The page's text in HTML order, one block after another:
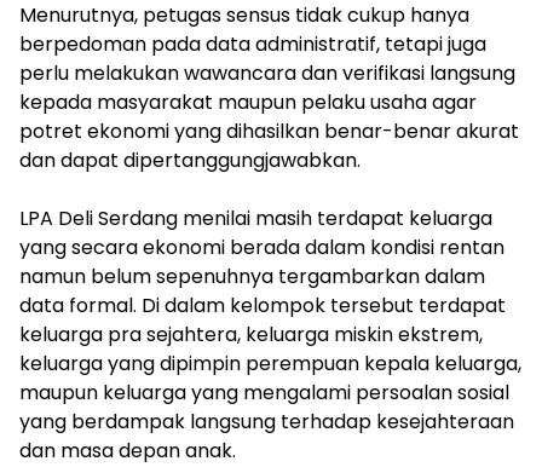
‎Menurutnya, petugas sensus tidak cukup hanya
berpedoman pada data administratif, tetapi juga
perlu melakukan wawancara dan verifikasi langsung
kepada masyarakat maupun pelaku usaha agar
potret ekonomi yang dihasilkan benar-benar akurat
dan dapat dipertanggungjawabkan.
‎LPA Deli Serdang menilai masih terdapat keluarga
yang secara ekonomi berada dalam kondisi rentan
namun belum sepenuhnya tergambarkan dalam
data formal. Di dalam kelompok tersebut terdapat
keluarga pra sejahtera, keluarga miskin ekstrem,
keluarga yang dipimpin perempuan kepala keluarga,
maupun keluarga yang mengalami persoalan sosial
yang berdampak langsung terhadap kesejahteraan
dan masa depan anak.